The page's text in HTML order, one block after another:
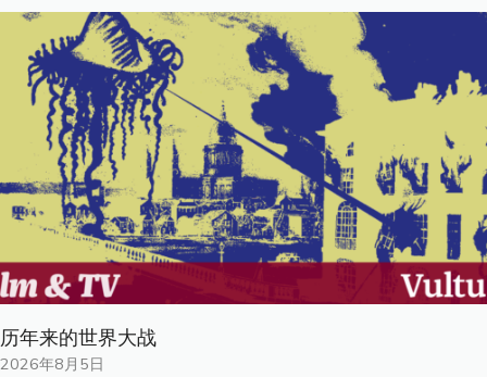
历年来的世界大战
2026年8月5日